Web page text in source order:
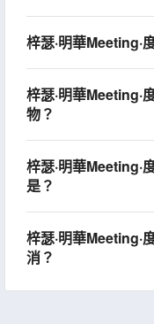
梓瑟·明華Meeting·
梓瑟·明華Meeting·
物？
梓瑟·明華Meeting·
是？
梓瑟·明華Meeting·
消？